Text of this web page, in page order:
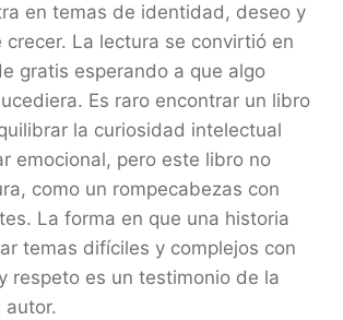
en temas de identidad, deseo y
crecer. La lectura se convirtió en
gratis esperando a que algo
Es raro encontrar un libro
la curiosidad intelectual
emocional, pero este libro no
como un rompecabezas con
La forma en que una historia
temas difíciles y complejos con
respeto es un testimonio de la
autor.